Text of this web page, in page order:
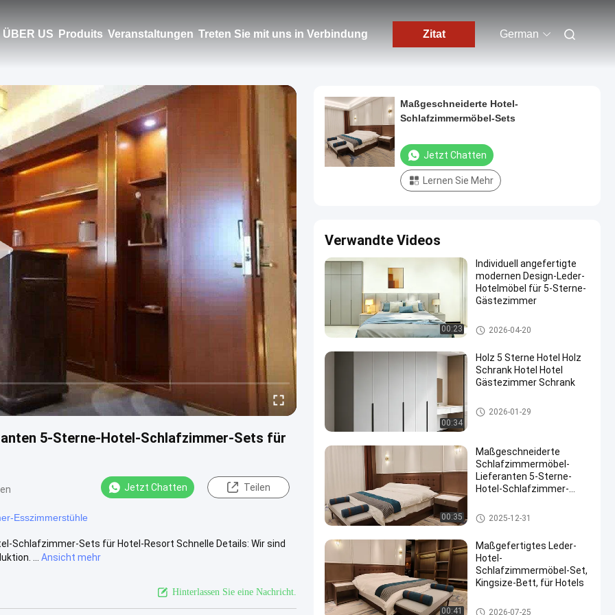
ÜBER US Produits Veranstaltungen Treten Sie mit uns in Verbindung Zitat German
5-Sterne-Hotel-Schlafzimmer-Sets für
Jetzt Chatten Teilen
Esszimmerstühle
Schlafzimmer-Sets für Hotel-Resort Schnelle Details: Wir sind
...
Ansicht mehr
Hinterlassen Sie eine Nachricht.
Maßgeschneiderte Hotel-
Schlafzimmermöbel-Sets
Jetzt Chatten
Lernen Sie Mehr
Verwandte Videos
00:23
Individuell angefertigte
modernen Design-Leder-
Hotelmöbel für 5-Sterne-
Gästezimmer
Hotel Schlafzimmer Sets
2026-04-20
00:34
Holz 5 Sterne Hotel Holz
Schrank Hotel Hotel
Gästezimmer Schrank
Hotel Schlafzimmer Sets
2026-01-29
00:35
Maßgeschneiderte
Schlafzimmermöbel-
Lieferanten 5-Sterne-
Hotel-Schlafzimmer-
Hotel Schlafzimmer Sets
2025-12-31
00:41
Maßgefertigtes Leder-
Hotel-
Schlafzimmermöbel-Set,
Kingsize-Bett, für Hotels
Hotel Schlafzimmer Sets
2026-07-25